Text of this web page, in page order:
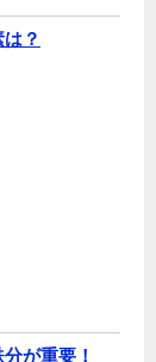
？
が重要！